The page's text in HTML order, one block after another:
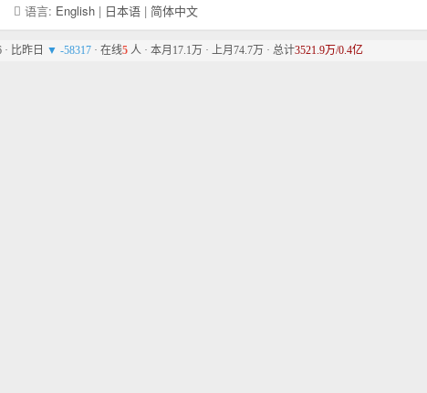
语言: English | 日本语 | 简体中文
比昨日 ▼ -58317 · 在线5人 · 本月17.1万 · 上月74.7万 · 总计3521.9万/0.4亿